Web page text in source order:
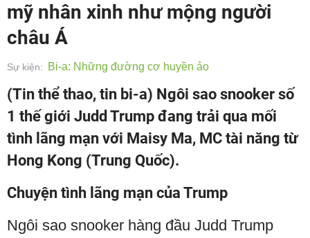
mỹ nhân xinh như mộng người
châu Á
Sự kiện: Bi-a: Những đường cơ huyền ảo
(Tin thể thao, tin bi-a) Ngôi sao snooker số
1 thế giới Judd Trump đang trải qua mối
tình lãng mạn với Maisy Ma, MC tài năng từ
Hong Kong (Trung Quốc).
Chuyện tình lãng mạn của Trump
Ngôi sao snooker hàng đầu Judd Trump